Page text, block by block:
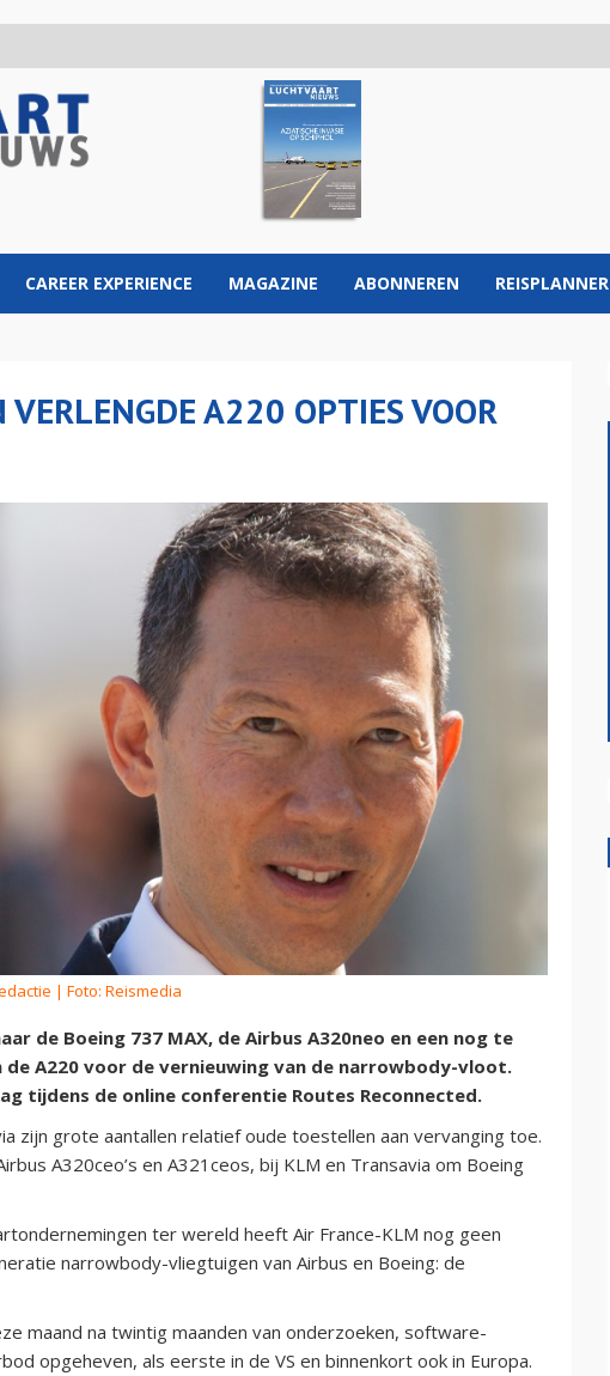
CAREER EXPERIENCE MAGAZINE ABONNEREN REISPLANNER
A220 OPTIES VOOR
| Foto: Reismedia
de Boeing 737 MAX, de Airbus A320neo en een nog te
A220 voor de vernieuwing van de narrowbody-vloot.
tijdens de online conferentie Routes Reconnected.
zijn grote aantallen relatief oude toestellen aan vervanging toe.
A320ceo’s en A321ceos, bij KLM en Transavia om Boeing
ter wereld heeft Air France-KLM nog geen
narrowbody-vliegtuigen van Airbus en Boeing: de
maand na twintig maanden van onderzoeken, software-
opgeheven, als eerste in de VS en binnenkort ook in Europa.